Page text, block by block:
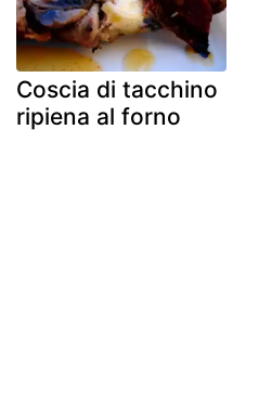
Coscia di tacchino
ripiena al forno